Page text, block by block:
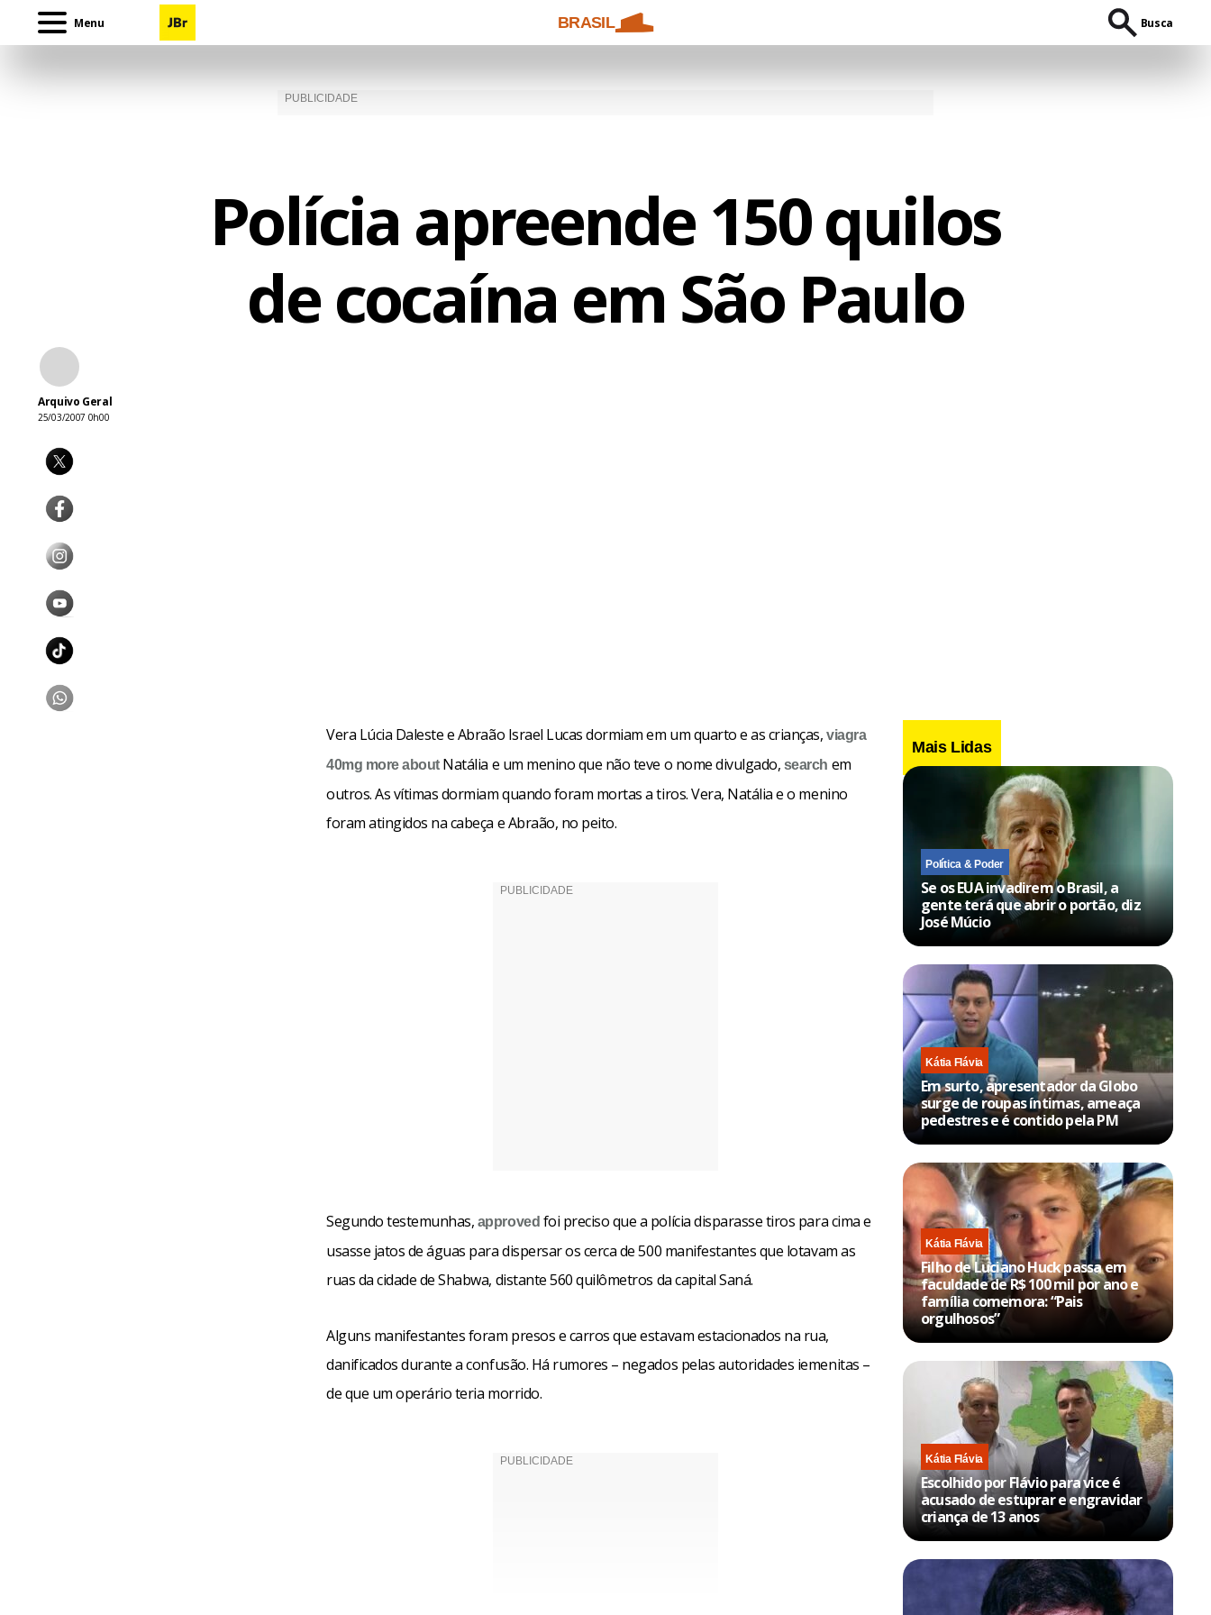
Menu BRASIL Busca
Polícia apreende 150 quilos
de cocaína em São Paulo
Arquivo Geral
25/03/2007 0h00
Vera Lúcia Daleste e Abraão Israel Lucas dormiam em um quarto e as crianças,viagra
40mg more aboutNatália e um menino que não teve o nome divulgado, search em
outros. As vítimas dormiam quando foram mortas a tiros. Vera, Natália e o menino
foram atingidos na cabeça e Abraão, no peito.
Segundo testemunhas, approved foi preciso que a polícia disparasse tiros para cima e
usasse jatos de águas para dispersar os cerca de 500 manifestantes que lotavam as
ruas da cidade de Shabwa, distante 560 quilômetros da capital Saná.
Alguns manifestantes foram presos e carros que estavam estacionados na rua,
danificados durante a confusão. Há rumores – negados pelas autoridades iemenitas –
de que um operário teria morrido.
Mais Lidas
Política & Poder
Se os EUA invadirem o Brasil, a
gente terá que abrir o portão, diz
José Múcio
Kátia Flávia
Em surto, apresentador da Globo
surge de roupas íntimas, ameaça
pedestres e é contido pela PM
Kátia Flávia
Filho de Luciano Huck passa em
faculdade de R$ 100 mil por ano e
família comemora: “Pais
orgulhosos”
Kátia Flávia
Escolhido por Flávio para vice é
acusado de estuprar e engravidar
criança de 13 anos